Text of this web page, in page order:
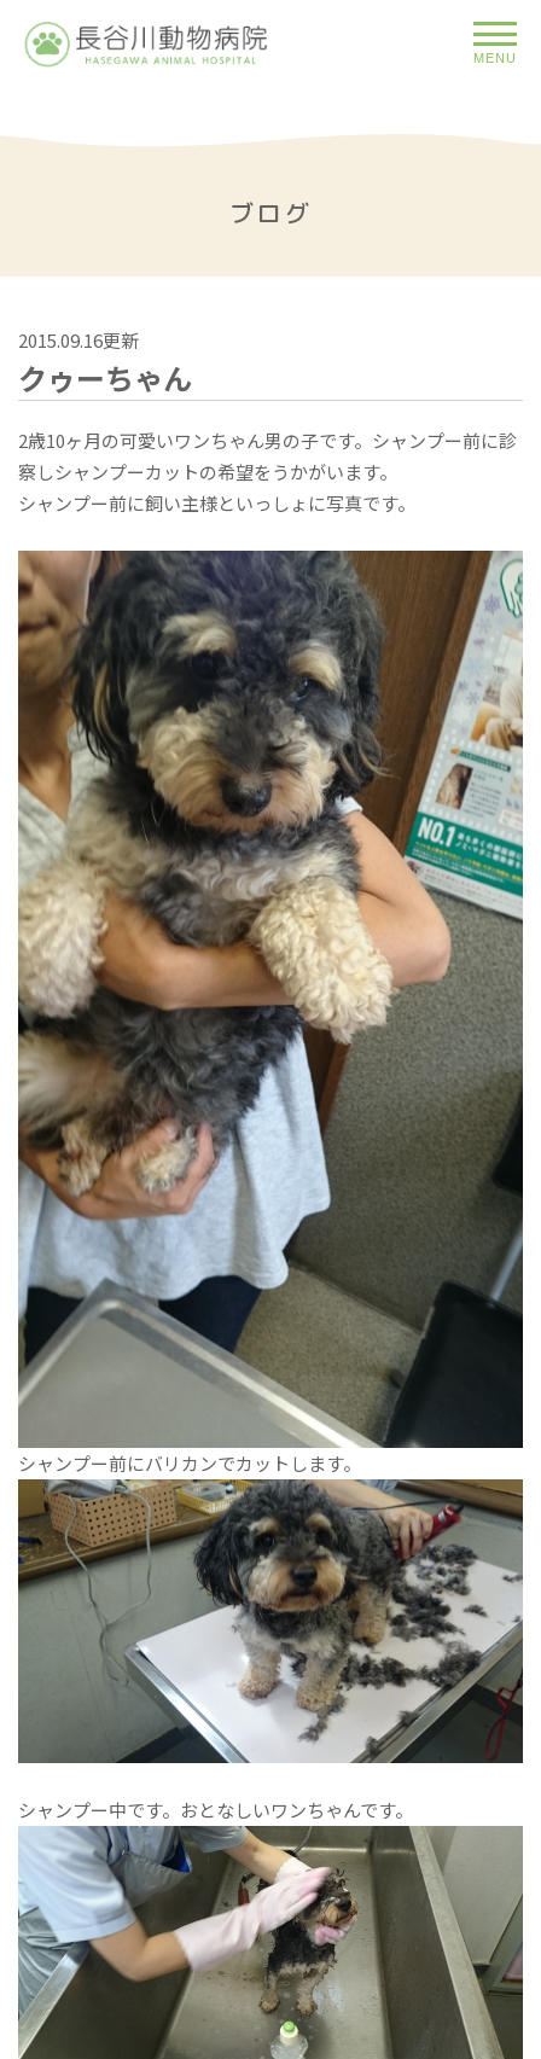
MENU
ブログ
2015.09.16更新
クゥーちゃん
2歳10ヶ月の可愛いワンちゃん男の子です。シャンプー前に診
察しシャンプーカットの希望をうかがいます。
シャンプー前に飼い主様といっしょに写真です。
シャンプー前にバリカンでカットします。
シャンプー中です。おとなしいワンちゃんです。